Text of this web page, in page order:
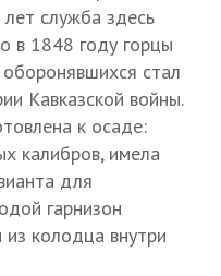
служба здесь
в 1848 году горцы
стал
Кавказской войны.
к осаде:
калибров, имела
для
гарнизон
колодца внутри